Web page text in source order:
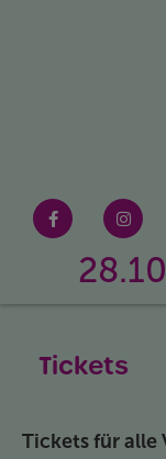
Tickets
Tickets für alle